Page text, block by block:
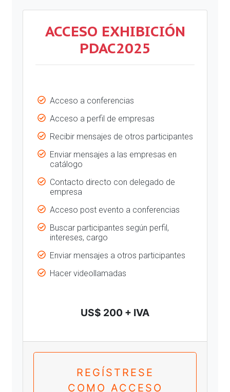
ACCESO EXHIBICIÓN
PDAC2025
Acceso a conferencias
Acceso a perfil de empresas
Recibir mensajes de otros participantes
Enviar mensajes a las empresas en
catálogo
Contacto directo con delegado de
empresa
Acceso post evento a conferencias
Buscar participantes según perfil,
intereses, cargo
Enviar mensajes a otros participantes
Hacer videollamadas
US$ 200 + IVA
REGÍSTRESE
COMO ACCESO